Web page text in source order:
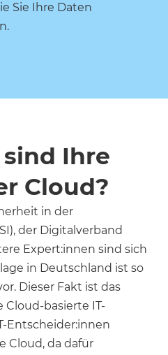
Sie Ihre Daten
Ihre
Cloud?
in der
der Digitalverband
Expert:innen sind sich
in Deutschland ist so
Dieser Fakt ist das
basierte IT-
Entscheider:innen
Cloud, da dafür